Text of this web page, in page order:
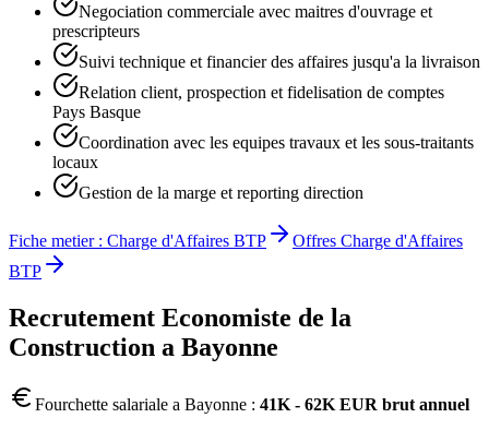
Negociation commerciale avec maitres d'ouvrage et
prescripteurs
Suivi technique et financier des affaires jusqu'a la livraison
Relation client, prospection et fidelisation de comptes
Pays Basque
Coordination avec les equipes travaux et les sous-traitants
locaux
Gestion de la marge et reporting direction
Fiche metier : Charge d'Affaires BTP Offres Charge d'Affaires
BTP
Recrutement Economiste de la
Construction a Bayonne
Fourchette salariale a Bayonne : 41K - 62K EUR brut annuel